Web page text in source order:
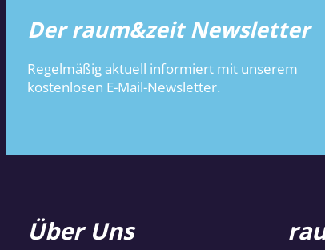
Der raum&zeit Newsletter
Regelmäßig aktuell informiert mit unserem
kostenlosen E-Mail-Newsletter.
Über Uns